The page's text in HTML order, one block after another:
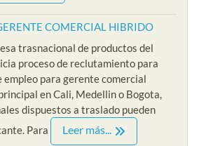
COMERCIAL HIBRIDO
trasnacional de productos del
proceso de reclutamiento para
empleo para gerente comercial
en Cali, Medellin o Bogota,
dispuestos a traslado pueden
Para
Leer más...